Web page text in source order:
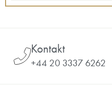
Kontakt
+44 20 3337 6262